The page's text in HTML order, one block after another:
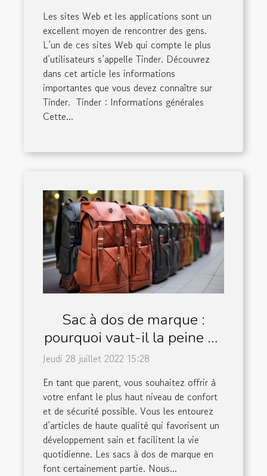
Les sites Web et les applications sont un
excellent moyen de rencontrer des gens.
L’un de ces sites Web qui compte le plus
d’utilisateurs s’appelle Tinder. Découvrez
dans cet article les informations
importantes que vous devez connaître sur
Tinder. Tinder : Informations générales
Cette...
Sac à dos de marque :
pourquoi vaut-il la peine de
choisir ?
Jeudi 28 juillet 2022 15:28
En tant que parent, vous souhaitez offrir à
votre enfant le plus haut niveau de confort
et de sécurité possible. Vous les entourez
d’articles de haute qualité qui favorisent un
développement sain et facilitent la vie
quotidienne. Les sacs à dos de marque en
font certainement partie. Nous...